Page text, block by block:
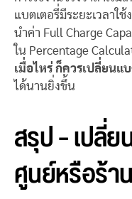
แบตเตอรี่มีระยะเวลาใ
นำค่า Full Charge
ใน Percentage
เมื่อไหร่ ก็ควรเปลี่ยนแ
ได้นานยิ่งขึ้น
สรุป – เปลี่
ศูนย์หรือร้า